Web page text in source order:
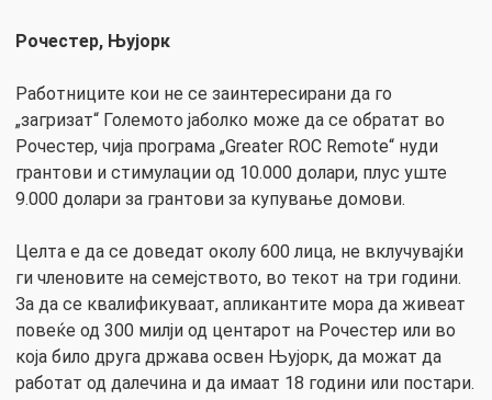
Рочестер, Њујорк
Работниците кои не се заинтересирани да го
„загризат“ Големото јаболко може да се обратат во
Рочестер, чија програма „Greater ROC Remote“ нуди
грантови и стимулации од 10.000 долари, плус уште
9.000 долари за грантови за купување домови.
Целта е да се доведат околу 600 лица, не вклучувајќи
ги членовите на семејството, во текот на три години.
За да се квалификуваат, апликантите мора да живеат
повеќе од 300 милји од центарот на Рочестер или во
која било друга држава освен Њујорк, да можат да
работат од далечина и да имаат 18 години или постари.